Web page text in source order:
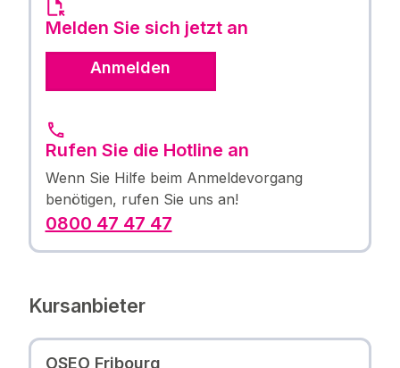
Melden Sie sich jetzt an
Anmelden
Rufen Sie die Hotline an
Wenn Sie Hilfe beim Anmeldevorgang
benötigen, rufen Sie uns an!
0800 47 47 47
Kursanbieter
OSEO Fribourg